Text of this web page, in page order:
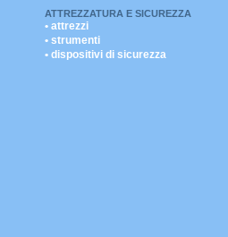
ATTREZZATURA E SICUREZZA
• attrezzi
• strumenti
• dispositivi di sicurezza